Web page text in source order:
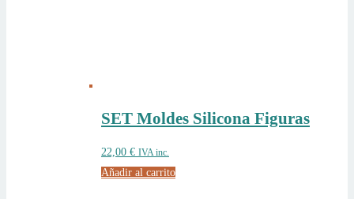
SET Moldes Silicona Figuras
22,00 € IVA inc.
Añadir al carrito